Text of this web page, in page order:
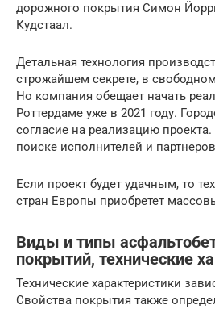
дорожного покрытия Симон
Кудстаал.
Детальная технология
строжайшем секрете, в
Но компания обещает начать
Роттердаме уже в 2021 году.
согласие на реализацию
поиске исполнителей и
Если проект будет удачным, то
стран Европы приобретет
Виды и типы
покрытий, технические
Технические характеристики
Свойства покрытия также